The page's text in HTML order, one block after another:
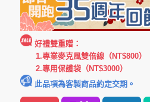
好禮雙重贈：
1.專業麥克風雙倍線（NT$800）
2.專用保護袋（NT$3000）
此品項為客製商品約定交期。